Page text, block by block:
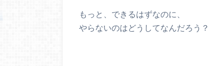
もっと、できるはずなのに、
やらないのはどうしてなんだろう？